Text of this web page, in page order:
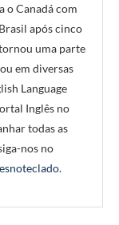
o Canadá com
após cinco
uma parte
em diversas
Language
Inglês no
todas as
nos no
.